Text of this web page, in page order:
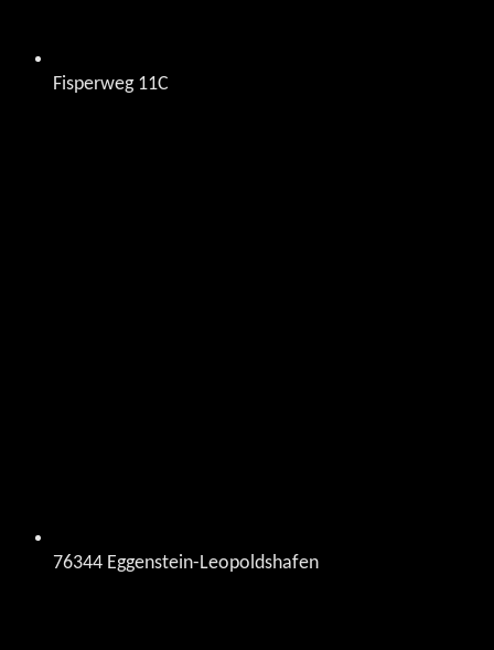
Fisperweg 11C
76344 Eggenstein-Leopoldshafen